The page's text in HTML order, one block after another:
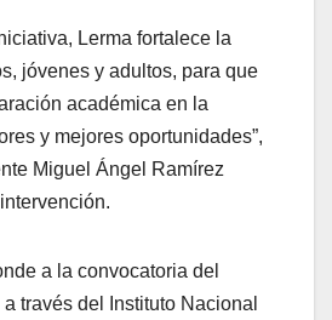
Lerma fortalece la
jóvenes y adultos, para que
académica en la
y mejores oportunidades”,
Miguel Ángel Ramírez
a la convocatoria del
través del Instituto Nacional